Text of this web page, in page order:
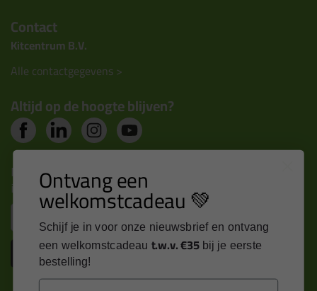
Contact
Kitcentrum B.V.
Alle contactgegevens >
Altijd op de hoogte blijven?
Nieuws, tips en exclusieve deals rechtstreeks in je
inbox
Inschrijven
Ontvang een
welkomstcadeau 💚
Schijf je in voor onze nieuwsbrief en ontvang
een welkomstcadeau t.w.v. €35 bij je eerste
bestelling!
Email